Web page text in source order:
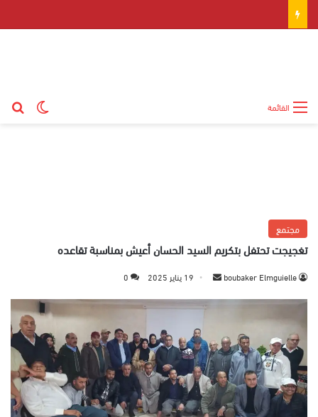
القائمة
مجتمع
تغجيجت تحتفل بتكريم السيد الحسان أعيش بمناسبة تقاعده
boubaker Elmguielle
س
ب
ر
ي
د
ا
19 يناير 2025 0